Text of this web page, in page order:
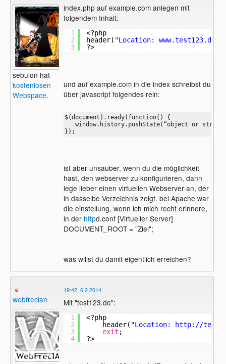
sebulon hat
kostenlosen
Webspace.
index.php auf example.com anlegen mit
folgendem Inhalt:
1
2
3
<?php
header( "Location:
?>
und auf example.com in die index schreibst du
über javascript folgendes rein:
$(document).ready(function() {
window.history.pushState(“object or
});
ist aber unsauber, wenn du die möglichkeit
hast, den webserver zu konfigurieren, dann
lege lieber einen virtuellen Webserver an, der
in dasselbe Verzeichnis zeigt. bei Apache war
die einstellung, wenn ich mich recht erinnere,
in der httpd.conf [Virtueller Server]
DOCUMENT_ROOT = "Ziel";
was willst du damit eigentlich erreichen?
webfreclan
19:42, 6.2.2014
Mit "test123.de":
1
2
3
4
<?php
header( "Location:
http://
exit ;
?>